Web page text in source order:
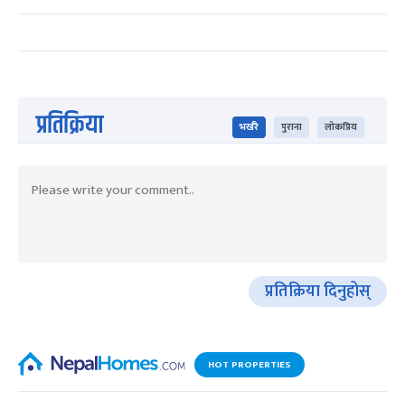
प्रतिक्रिया भर्खरै पुराना लोकप्रिय
प्रतिक्रिया दिनुहोस्
HOT PROPERTIES